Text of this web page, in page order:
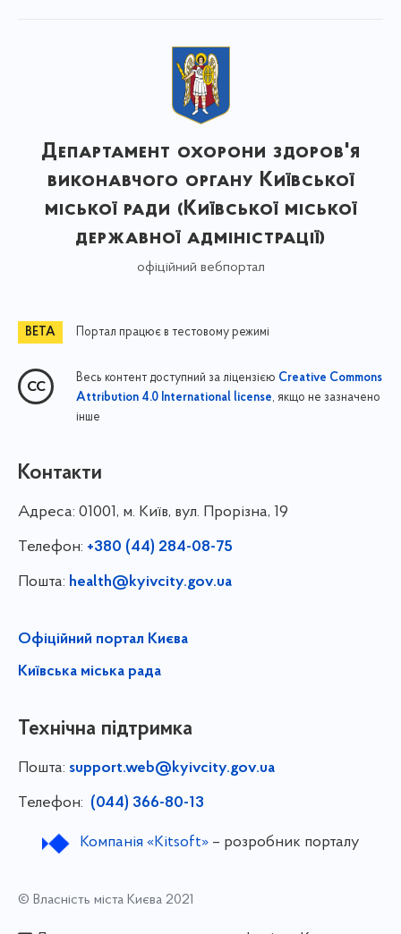
Департамент охорони здоров'я
виконавчого органу Київської
міської ради (Київської міської
державної адміністрації)
офіційний вебпортал
Портал працює в тестовому режимі
Весь контент доступний за ліцензією Creative Commons
Attribution 4.0 International license, якщо не зазначено
інше
Контакти
Адреса: 01001, м. Київ, вул. Прорізна, 19
Телефон: +380 (44) 284-08-75
Пошта: health@kyivcity.gov.ua
Офіційний портал Києва
Київська міська рада
Технічна підтримка
Пошта: support.web@kyivcity.gov.ua
Телефон: (044) 366-80-13
Компанія «Kitsoft»– розробник порталу
© Власність міста Києва 2021